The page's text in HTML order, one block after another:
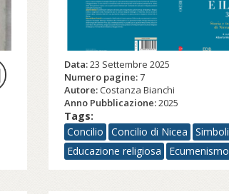
Data:23 Settembre 2025
Numero pagine:7
Autore:Costanza Bianchi
Anno Pubblicazione:2025
Tags:
Concilio
Concilio di Nicea Simboli
Educazione religiosa
Ecumenismo